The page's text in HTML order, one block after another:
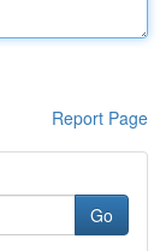
Report Page
Go